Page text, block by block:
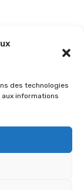
des technologies
informations